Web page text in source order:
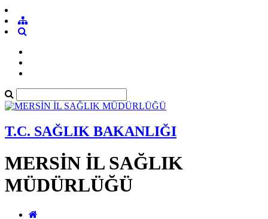
T.C. SAĞLIK BAKANLIĞI
MERSİN İL SAĞLIK
MÜDÜRLÜĞÜ